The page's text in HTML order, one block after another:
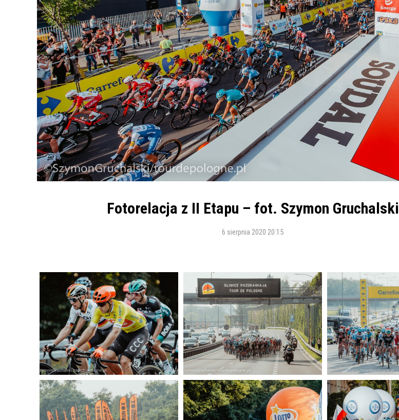
Fotorelacja z II Etapu – fot. Szymon Gruchalski
6 sierpnia 2020 20:15